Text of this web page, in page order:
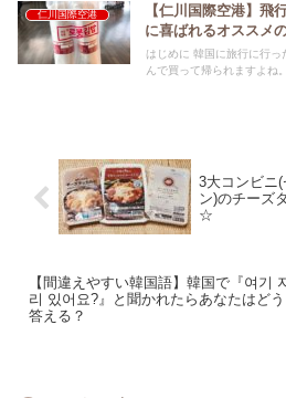
仁川国際空港
【仁川国際空港】飛
に喜ばれるオススメ
はじめに 韓国に旅行に行
んで買って帰られますよね。
3大コンビニ
ン)のチーズ
☆
【間違えやすい韓国語】韓国で『여기
리 있어요?』と聞かれたらあなたはどう
答える？